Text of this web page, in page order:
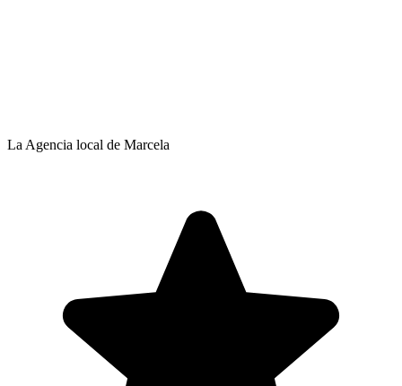
La Agencia local de Marcela